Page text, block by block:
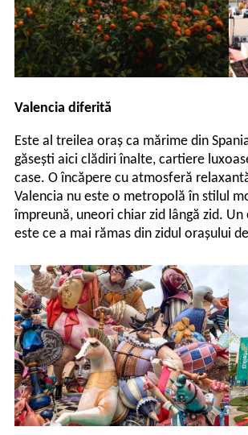
Valencia diferită
Este al treilea oraș ca mărime din
găsești aici clădiri înalte, cartiere
case. O încăpere cu atmosferă
Valencia nu este o metropolă în stilul
împreună, uneori chiar zid lângă zid.
este ce a mai rămas din zidul orașului